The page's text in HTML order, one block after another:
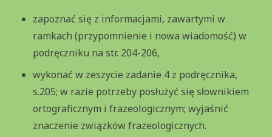
zapoznać się z informacjami, zawartymi w
ramkach (przypomnienie i nowa wiadomość) w
podręczniku na str. 204-206,
wykonać w zeszycie zadanie 4 z podręcznika,
s.205; w razie potrzeby posłużyć się słownikiem
ortograficznym i frazeologicznym; wyjaśnić
znaczenie związków frazeologicznych.